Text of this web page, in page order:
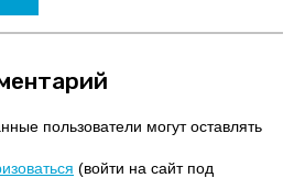
пользователи могут оставлять
(войти на сайт под